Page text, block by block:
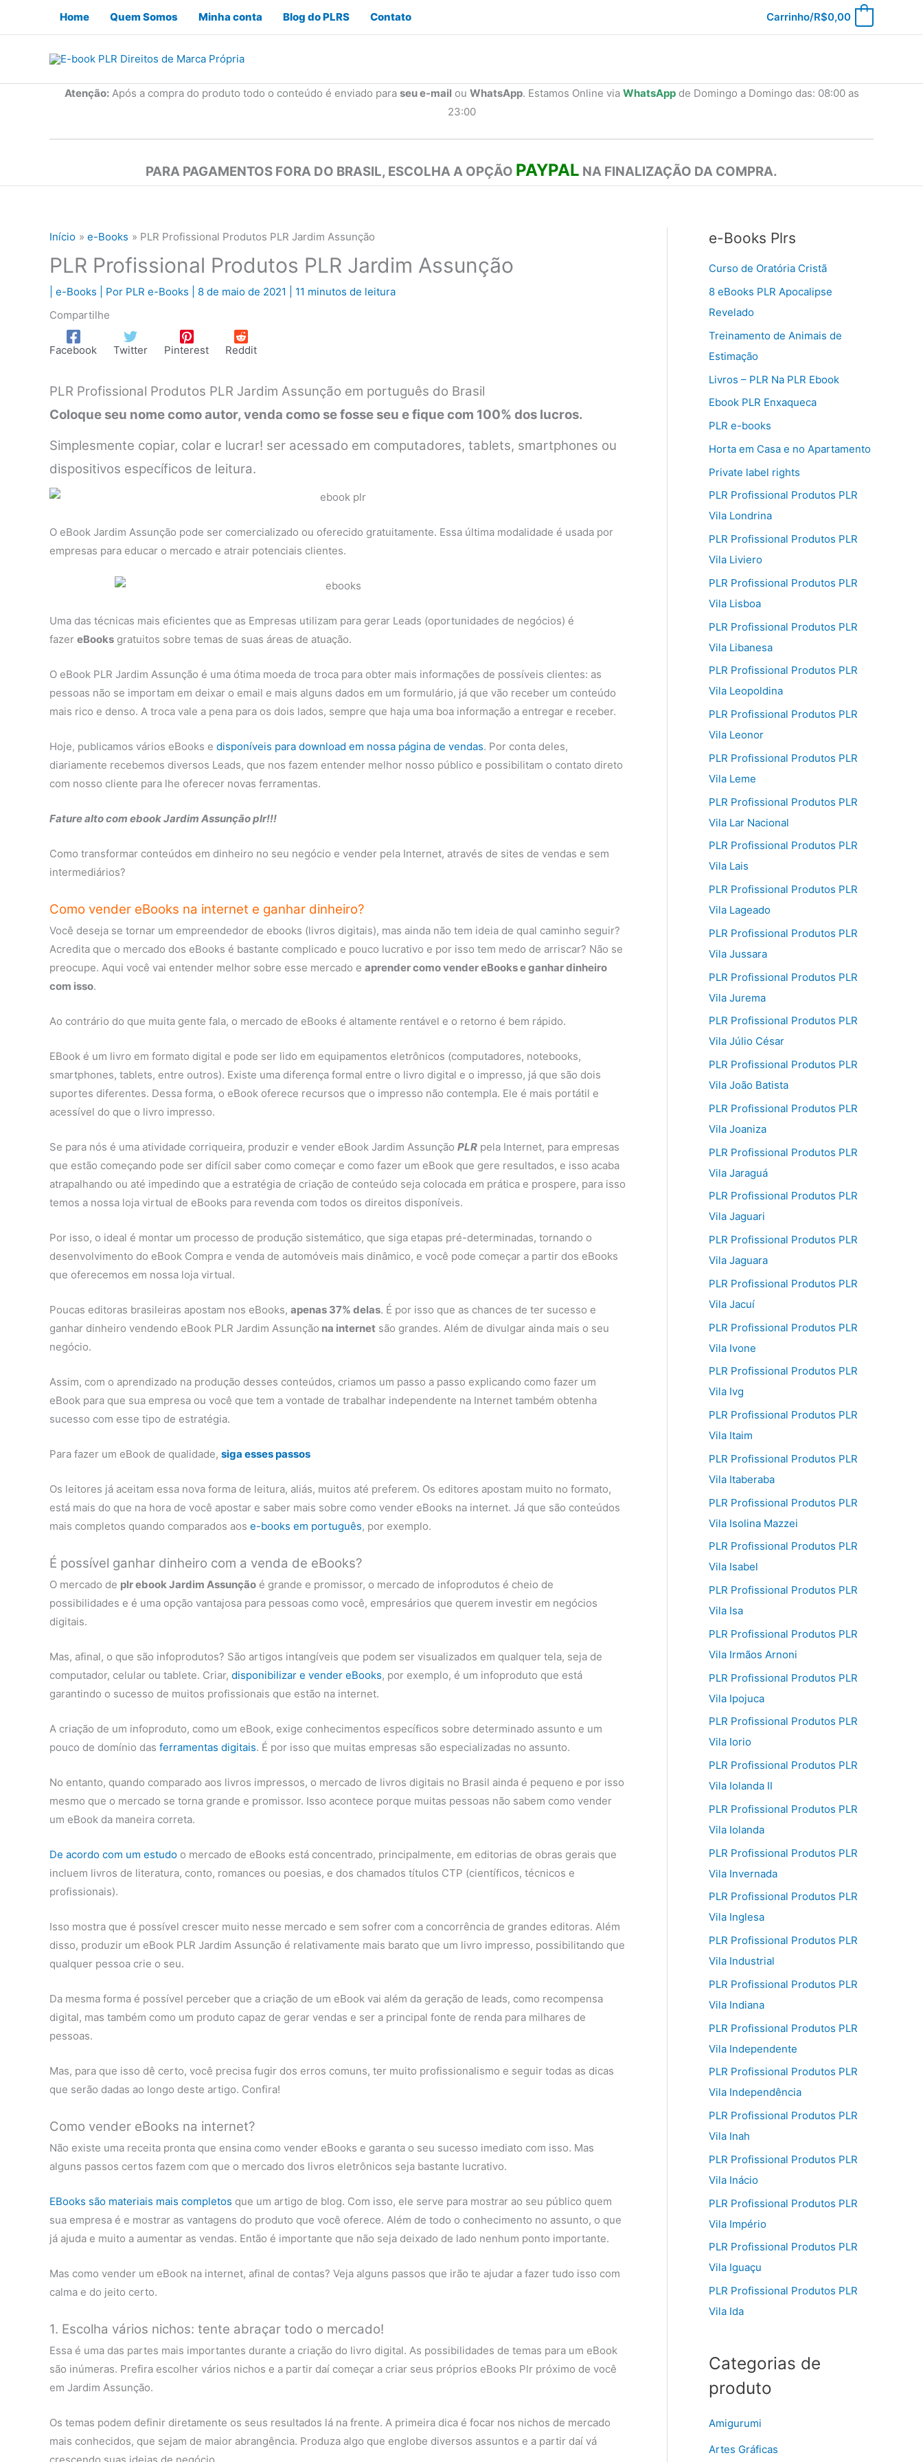
Home Quem Somos Minha conta Blog do PLRS Contato Carrinho/R$0,00
Atenção:Após a compra do produto todo o conteúdo é enviado para seu e-mail ou WhatsApp. Estamos Online via WhatsAppde Domingo a Domingo das: 08:00 as
23:00
PARA PAGAMENTOS FORA DO BRASIL, ESCOLHA A OPÇÃO PAYPAL NA FINALIZAÇÃO DA COMPRA.
Início e-Books PLR Profissional Produtos PLR Jardim Assunção
PLR Profissional Produtos PLR Jardim Assunção
e-Books | Por PLR e-Books 8 de maio de 2021
11 minutos de leitura
Compartilhe
Facebook Twitter Pinterest Reddit
PLR Profissional Produtos PLR Jardim Assunção em português do Brasil
Coloque seu nome como autor, venda como se fosse seu e fique com 100% dos lucros.
Simplesmente copiar, colar e lucrar! ser acessado em computadores, tablets, smartphones ou
dispositivos específicos de leitura.
O eBook Jardim Assunção pode ser comercializado ou oferecido gratuitamente. Essa última modalidade é usada por
empresas para educar o mercado e atrair potenciais clientes.
Uma das técnicas mais eficientes que as Empresas utilizam para gerar Leads (oportunidades de negócios) é
fazer eBooks gratuitos sobre temas de suas áreas de atuação.
O eBook PLR Jardim Assunção é uma ótima moeda de troca para obter mais informações de possíveis clientes: as
pessoas não se importam em deixar o email e mais alguns dados em um formulário, já que vão receber um conteúdo
mais rico e denso. A troca vale a pena para os dois lados, sempre que haja uma boa informação a entregar e receber.
Hoje, publicamos vários eBooks e disponíveis para download em nossa página de vendas. Por conta deles,
diariamente recebemos diversos Leads, que nos fazem entender melhor nosso público e possibilitam o contato direto
com nosso cliente para lhe oferecer novas ferramentas.
Fature alto com ebook Jardim Assunção plr!!!
Como transformar conteúdos em dinheiro no seu negócio e vender pela Internet, através de sites de vendas e sem
intermediários?
Como vender eBooks na internet e ganhar dinheiro?
Você deseja se tornar um empreendedor de ebooks (livros digitais), mas ainda não tem ideia de qual caminho seguir?
Acredita que o mercado dos eBooks é bastante complicado e pouco lucrativo e por isso tem medo de arriscar? Não se
preocupe. Aqui você vai entender melhor sobre esse mercado e aprender como vender eBooks e ganhar dinheiro
com isso.
Ao contrário do que muita gente fala, o mercado de eBooks é altamente rentável e o retorno é bem rápido.
EBook é um livro em formato digital e pode ser lido em equipamentos eletrônicos (computadores, notebooks,
smartphones, tablets, entre outros). Existe uma diferença formal entre o livro digital e o impresso, já que são dois
suportes diferentes. Dessa forma, o eBook oferece recursos que o impresso não contempla. Ele é mais portátil e
acessível do que o livro impresso.
Se para nós é uma atividade corriqueira, produzir e vender eBook Jardim Assunção PLR pela Internet, para empresas
que estão começando pode ser difícil saber como começar e como fazer um eBook que gere resultados, e isso acaba
atrapalhando ou até impedindo que a estratégia de criação de conteúdo seja colocada em prática e prospere, para isso
temos a nossa loja virtual de eBooks para revenda com todos os direitos disponíveis.
Por isso, o ideal é montar um processo de produção sistemático, que siga etapas pré-determinadas, tornando o
desenvolvimento do eBook Compra e venda de automóveis mais dinâmico, e você pode começar a partir dos eBooks
que oferecemos em nossa loja virtual.
Poucas editoras brasileiras apostam nos eBooks, apenas 37% delas. É por isso que as chances de ter sucesso e
ganhar dinheiro vendendo eBook PLR Jardim Assunção na internet são grandes. Além de divulgar ainda mais o seu
negócio.
Assim, com o aprendizado na produção desses conteúdos, criamos um passo a passo explicando como fazer um
eBook para que sua empresa ou você que tem a vontade de trabalhar independente na Internet também obtenha
sucesso com esse tipo de estratégia.
Para fazer um eBook de qualidade, siga esses passos
Os leitores já aceitam essa nova forma de leitura, aliás, muitos até preferem. Os editores apostam muito no formato,
está mais do que na hora de você apostar e saber mais sobre como vender eBooks na internet. Já que são conteúdos
mais completos quando comparados aos e-books em português, por exemplo.
É possível ganhar dinheiro com a venda de eBooks?
O mercado de plr ebook Jardim Assunção é grande e promissor, o mercado de infoprodutos é cheio de
possibilidades e é uma opção vantajosa para pessoas como você, empresários que querem investir em negócios
digitais.
Mas, afinal, o que são infoprodutos? São artigos intangíveis que podem ser visualizados em qualquer tela, seja de
computador, celular ou tablete. Criar, disponibilizar e vender eBooks, por exemplo, é um infoproduto que está
garantindo o sucesso de muitos profissionais que estão na internet.
A criação de um infoproduto, como um eBook, exige conhecimentos específicos sobre determinado assunto e um
pouco de domínio das ferramentas digitais. É por isso que muitas empresas são especializadas no assunto.
No entanto, quando comparado aos livros impressos, o mercado de livros digitais no Brasil ainda é pequeno e por isso
mesmo que o mercado se torna grande e promissor. Isso acontece porque muitas pessoas não sabem como vender
um eBook da maneira correta.
De acordo com um estudo o mercado de eBooks está concentrado, principalmente, em editorias de obras gerais que
incluem livros de literatura, conto, romances ou poesias, e dos chamados títulos CTP (científicos, técnicos e
profissionais).
Isso mostra que é possível crescer muito nesse mercado e sem sofrer com a concorrência de grandes editoras. Além
disso, produzir um eBook PLR Jardim Assunção é relativamente mais barato que um livro impresso, possibilitando que
qualquer pessoa crie o seu.
Da mesma forma é possível perceber que a criação de um eBook vai além da geração de leads, como recompensa
digital, mas também como um produto capaz de gerar vendas e ser a principal fonte de renda para milhares de
pessoas.
Mas, para que isso dê certo, você precisa fugir dos erros comuns, ter muito profissionalismo e seguir todas as dicas
que serão dadas ao longo deste artigo. Confira!
Como vender eBooks na internet?
Não existe uma receita pronta que ensina como vender eBooks e garanta o seu sucesso imediato com isso. Mas
alguns passos certos fazem com que o mercado dos livros eletrônicos seja bastante lucrativo.
EBooks são materiais mais completos que um artigo de blog. Com isso, ele serve para mostrar ao seu público quem
sua empresa é e mostrar as vantagens do produto que você oferece. Além de todo o conhecimento no assunto, o que
já ajuda e muito a aumentar as vendas. Então é importante que não seja deixado de lado nenhum ponto importante.
Mas como vender um eBook na internet, afinal de contas? Veja alguns passos que irão te ajudar a fazer tudo isso com
calma e do jeito certo.
1. Escolha vários nichos: tente abraçar todo o mercado!
Essa é uma das partes mais importantes durante a criação do livro digital. As possibilidades de temas para um eBook
são inúmeras. Prefira escolher vários nichos e a partir daí começar a criar seus próprios eBooks Plr próximo de você
em Jardim Assunção.
Os temas podem definir diretamente os seus resultados lá na frente. A primeira dica é focar nos nichos de mercado
mais conhecidos, que sejam de maior abrangência. Produza algo que englobe diversos assuntos e a partir daí vá
e-Books Plrs
Curso de Oratória Cristã
8 eBooks PLR Apocalipse
Revelado
Treinamento de Animais de
Estimação
Livros – PLR Na PLR Ebook
Ebook PLR Enxaqueca
PLR e-books
Horta em Casa e no Apartamento
Private label rights
PLR Profissional Produtos PLR
Vila Londrina
PLR Profissional Produtos PLR
Vila Liviero
PLR Profissional Produtos PLR
Vila Lisboa
PLR Profissional Produtos PLR
Vila Libanesa
PLR Profissional Produtos PLR
Vila Leopoldina
PLR Profissional Produtos PLR
Vila Leonor
PLR Profissional Produtos PLR
Vila Leme
PLR Profissional Produtos PLR
Vila Lar Nacional
PLR Profissional Produtos PLR
Vila Lais
PLR Profissional Produtos PLR
Vila Lageado
PLR Profissional Produtos PLR
Vila Jussara
PLR Profissional Produtos PLR
Vila Jurema
PLR Profissional Produtos PLR
Vila Júlio César
PLR Profissional Produtos PLR
Vila João Batista
PLR Profissional Produtos PLR
Vila Joaniza
PLR Profissional Produtos PLR
Vila Jaraguá
PLR Profissional Produtos PLR
Vila Jaguari
PLR Profissional Produtos PLR
Vila Jaguara
PLR Profissional Produtos PLR
Vila Jacuí
PLR Profissional Produtos PLR
Vila Ivone
PLR Profissional Produtos PLR
Vila Ivg
PLR Profissional Produtos PLR
Vila Itaim
PLR Profissional Produtos PLR
Vila Itaberaba
PLR Profissional Produtos PLR
Vila Isolina Mazzei
PLR Profissional Produtos PLR
Vila Isabel
PLR Profissional Produtos PLR
Vila Isa
PLR Profissional Produtos PLR
Vila Irmãos Arnoni
PLR Profissional Produtos PLR
Vila Ipojuca
PLR Profissional Produtos PLR
Vila Iorio
PLR Profissional Produtos PLR
Vila Iolanda II
PLR Profissional Produtos PLR
Vila Iolanda
PLR Profissional Produtos PLR
Vila Invernada
PLR Profissional Produtos PLR
Vila Inglesa
PLR Profissional Produtos PLR
Vila Industrial
PLR Profissional Produtos PLR
Vila Indiana
PLR Profissional Produtos PLR
Vila Independente
PLR Profissional Produtos PLR
Vila Independência
PLR Profissional Produtos PLR
Vila Inah
PLR Profissional Produtos PLR
Vila Inácio
PLR Profissional Produtos PLR
Vila Império
PLR Profissional Produtos PLR
Vila Iguaçu
PLR Profissional Produtos PLR
Vila Ida
Categorias de
produto
Amigurumi
Artes Gráficas